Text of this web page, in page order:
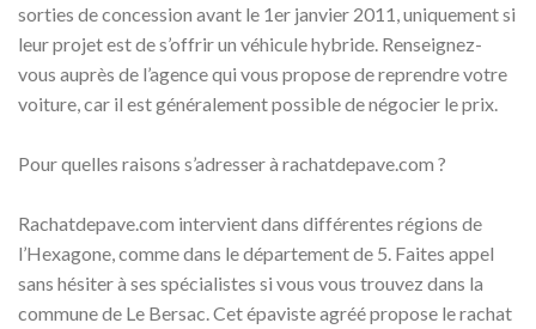
sorties de concession avant le 1er janvier 2011, uniquement si
leur projet est de s’offrir un véhicule hybride. Renseignez-
vous auprès de l’agence qui vous propose de reprendre votre
voiture, car il est généralement possible de négocier le prix.
Pour quelles raisons s’adresser à rachatdepave.com ?
Rachatdepave.com intervient dans différentes régions de
l’Hexagone, comme dans le département de 5. Faites appel
sans hésiter à ses spécialistes si vous vous trouvez dans la
commune de Le Bersac. Cet épaviste agréé propose le rachat